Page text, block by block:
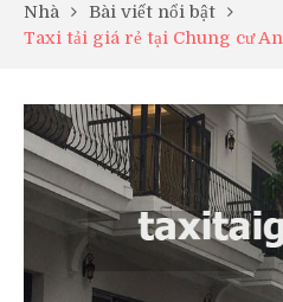
Nhà
Bài viết nổi bật
Taxi tải giá rẻ tại Chung cư